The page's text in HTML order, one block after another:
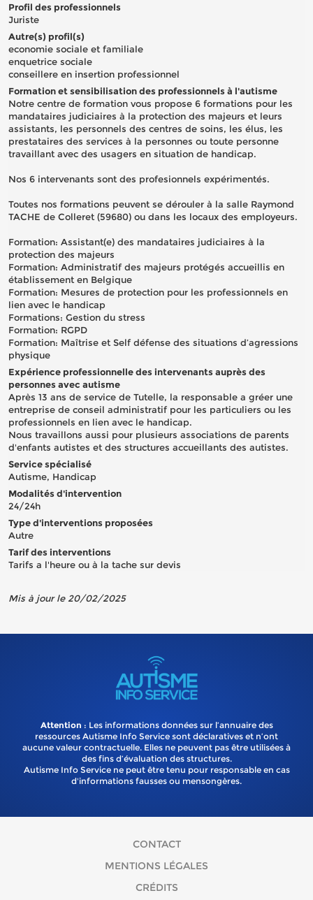
Profil des professionnels
Juriste
Autre(s) profil(s)
economie sociale et familiale
enquetrice sociale
conseillere en insertion professionnel
Formation et sensibilisation des professionnels à l'autisme
Notre centre de formation vous propose 6 formations pour les
mandataires judiciaires à la protection des majeurs et leurs
assistants, les personnels des centres de soins, les élus, les
prestataires des services à la personnes ou toute personne
travaillant avec des usagers en situation de handicap.
Nos 6 intervenants sont des profesionnels expérimentés.
Toutes nos formations peuvent se dérouler à la salle Raymond
TACHE de Colleret (59680) ou dans les locaux des employeurs.
Formation: Assistant(e) des mandataires judiciaires à la
protection des majeurs
Formation: Administratif des majeurs protégés accueillis en
établissement en Belgique
Formation: Mesures de protection pour les professionnels en
lien avec le handicap
Formations: Gestion du stress
Formation: RGPD
Formation: Maîtrise et Self défense des situations d’agressions
physique
Expérience professionnelle des intervenants auprès des
personnes avec autisme
Après 13 ans de service de Tutelle, la responsable a gréer une
entreprise de conseil administratif pour les particuliers ou les
professionnels en lien avec le handicap.
Nous travaillons aussi pour plusieurs associations de parents
d'enfants autistes et des structures accueillants des autistes.
Service spécialisé
Autisme, Handicap
Modalités d'intervention
24/24h
Type d'interventions proposées
Autre
Tarif des interventions
Tarifs a l'heure ou à la tache sur devis
Mis à jour le 20/02/2025
Attention : Les informations données sur l’annuaire des
ressources Autisme Info Service sont déclaratives et n’ont
aucune valeur contractuelle. Elles ne peuvent pas être utilisées à
des fins d’évaluation des structures.
Autisme Info Service ne peut être tenu pour responsable en cas
d'informations fausses ou mensongères.
CONTACT
MENTIONS LÉGALES
CRÉDITS